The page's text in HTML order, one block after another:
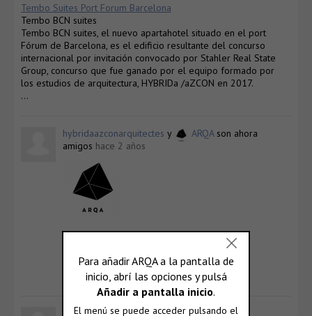
Tembo Suites Port Forum Barcelona
Tembo BCN suites
Tembo BCN suites, el nuevo apartahotel situado en el port
Fórum de Barcelona, es el edificio resultante del concurso
internacional por invitación convocado por Stahler Real State
Group, concurso que fue ganado por el equipo formado por
los estudios de arquitectura, HYBRIDa /aZCON en 2017.
…
hybridaazconarquitectes y ARQAson ahora
amigos hace 2 años
ARQA
Ver Perfil
hybridaazconarquitectesahora es un usuario